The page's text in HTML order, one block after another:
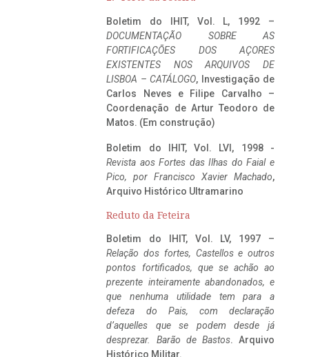
Boletim do IHIT, Vol. L, 1992 –
DOCUMENTAÇÃO SOBRE AS
FORTIFICAÇÕES DOS AÇORES
EXISTENTES NOS ARQUIVOS DE
LISBOA – CATÁLOGO, Investigação de
Carlos Neves e Filipe Carvalho –
Coordenação de Artur Teodoro de
Matos. (Em construção)
Boletim do IHIT, Vol. LVI, 1998 -
Revista aos Fortes das Ilhas do Faial e
Pico, por Francisco Xavier Machado,
Arquivo Histórico Ultramarino
Reduto da Feteira
Boletim do IHIT, Vol. LV, 1997 –
Relação dos fortes, Castellos e outros
pontos fortificados, que se achão ao
prezente inteiramente abandonados, e
que nenhuma utilidade tem para a
defeza do Pais, com declaração
d’aquelles que se podem desde já
desprezar. Barão de Bastos. Arquivo
Histórico Militar.